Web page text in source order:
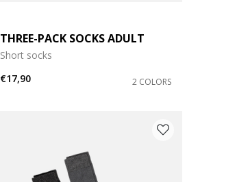
THREE-PACK SOCKS ADULT
Short socks
€17,90
2 COLORS